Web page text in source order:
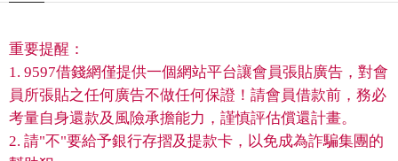
重要提醒：
1. 9597借錢網僅提供一個網站平台讓會員張貼廣告，對會
員所張貼之任何廣告不做任何保證！請會員借款前，務必
考量自身還款及風險承擔能力，謹慎評估償還計畫。
2. 請"不"要給予銀行存摺及提款卡，以免成為詐騙集團的